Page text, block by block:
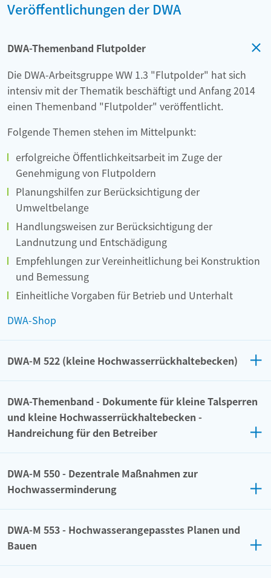
Veröffentlichungen der DWA
DWA-Themenband Flutpolder
Die DWA-Arbeitsgruppe WW 1.3 "Flutpolder" hat sich
intensiv mit der Thematik beschäftigt und Anfang 2014
einen Themenband "Flutpolder" veröffentlicht.
Folgende Themen stehen im Mittelpunkt:
erfolgreiche Öffentlichkeitsarbeit im Zuge der
Genehmigung von Flutpoldern
Planungshilfen zur Berücksichtigung der
Umweltbelange
Handlungsweisen zur Berücksichtigung der
Landnutzung und Entschädigung
Empfehlungen zur Vereinheitlichung bei Konstruktion
und Bemessung
Einheitliche Vorgaben für Betrieb und Unterhalt
DWA-Shop
DWA-M 522 (kleine Hochwasserrückhaltebecken)
DWA-Themenband - Dokumente für kleine Talsperren
und kleine Hochwasserrückhaltebecken -
Handreichung für den Betreiber
DWA-M 550 - Dezentrale Maßnahmen zur
Hochwasserminderung
DWA-M 553 - Hochwasserangepasstes Planen und
Bauen